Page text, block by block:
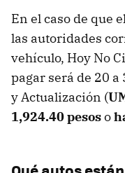
En el caso de que
las autoridades
vehículo, Hoy No
pagar será de 20
y Actualización (
1,924.40 pesoso